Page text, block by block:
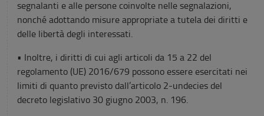
segnalanti e alle persone coinvolte nelle segnalazioni,
nonché adottando misure appropriate a tutela dei diritti e
delle libertà degli interessati.
• Inoltre, i diritti di cui agli articoli da 15 a 22 del
regolamento (UE) 2016/679 possono essere esercitati nei
limiti di quanto previsto dall’articolo 2-undecies del
decreto legislativo 30 giugno 2003, n. 196.